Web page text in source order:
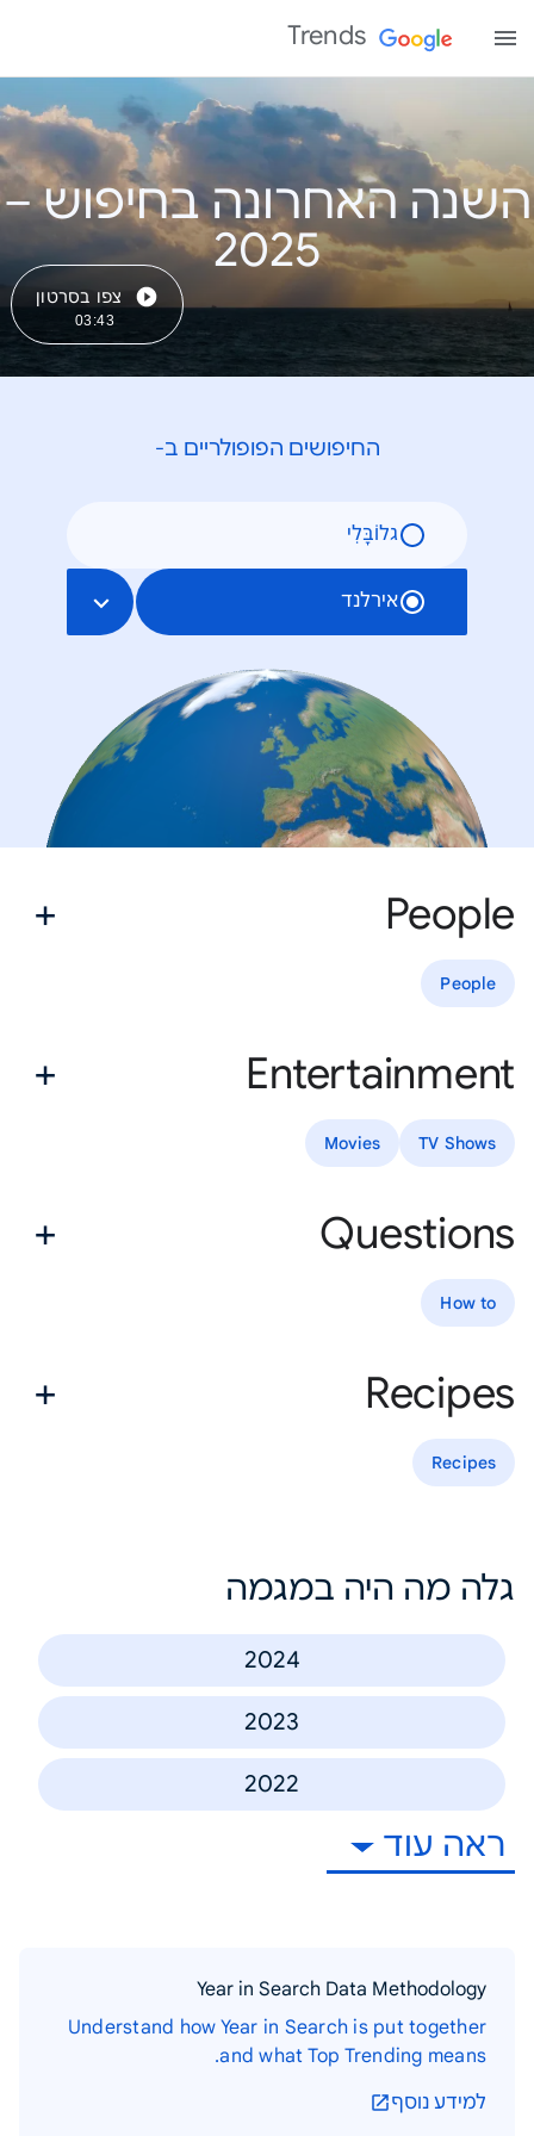
Trends
השנה האחרונה בחיפוש –
‏2025
צפו בסרטון
03:43
החיפושים הפופולריים ב-
גלוֹבָּלִי
אירלנד
People
People
Entertainment
TV Shows
Movies
Questions
How to
Recipes
Recipes
גלה מה היה במגמה
2024
2023
2022
ראה עוד
Year in Search Data Methodology
Understand how Year in Search is put together
and what Top Trending means.
למידע נוסף